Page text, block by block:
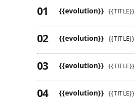
{{evolution}} {{TITLE}}
{{evolution}} {{TITLE}}
{{evolution}} {{TITLE}}
{{evolution}} {{TITLE}}